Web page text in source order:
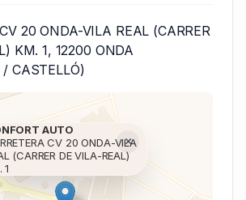
20 ONDA-VILA REAL (CARRER
KM. 1, 12200 ONDA
CASTELLÓ)
AUTO
CV 20 ONDA-VILA
(CARRER DE VILA-REAL)
1
×